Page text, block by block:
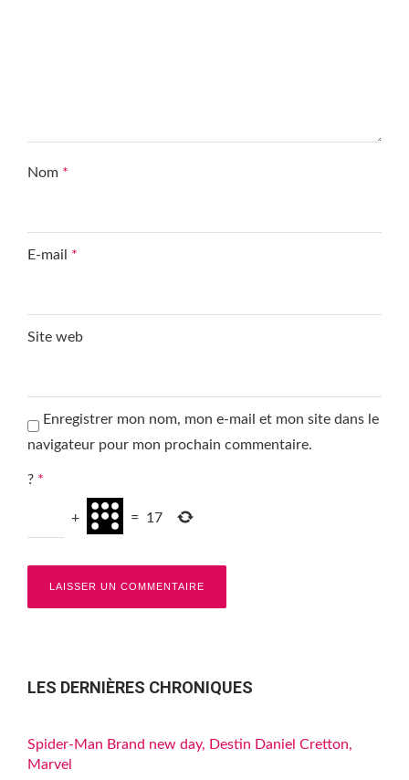
Nom *
E-mail *
Site web
Enregistrer mon nom, mon e-mail et mon site dans le
navigateur pour mon prochain commentaire.
? *
+ = 17
LES DERNIÈRES CHRONIQUES
Spider-Man Brand new day, Destin Daniel Cretton,
Marvel